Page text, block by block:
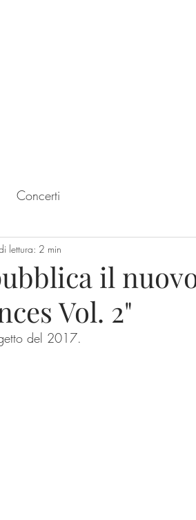
Concerti
il
Vol. 2"
lettura: 2 min
del 2017.